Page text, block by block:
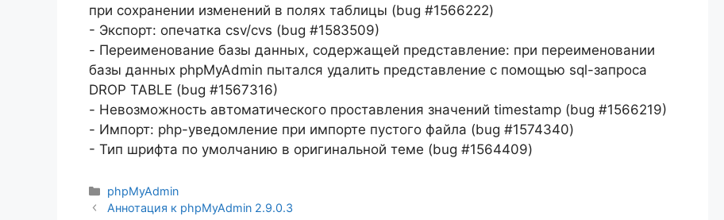
при сохранении изменений в полях таблицы (bug #1566222)
- Экспорт: опечатка csv/cvs (bug #1583509)
- Переименование базы данных, содержащей представление: при переименовании
базы данных phpMyAdmin пытался удалить представление с помощью sql-запроса
DROP TABLE (bug #1567316)
- Невозможность автоматического проставления значений timestamp (bug #1566219)
- Импорт: php-уведомление при импорте пустого файла (bug #1574340)
- Тип шрифта по умолчанию в оригинальной теме (bug #1564409)
Рубрики
phpMyAdmin
Аннотация к phpMyAdmin 2.9.0.3